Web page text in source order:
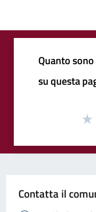
Quanto
su questa
Contatta il